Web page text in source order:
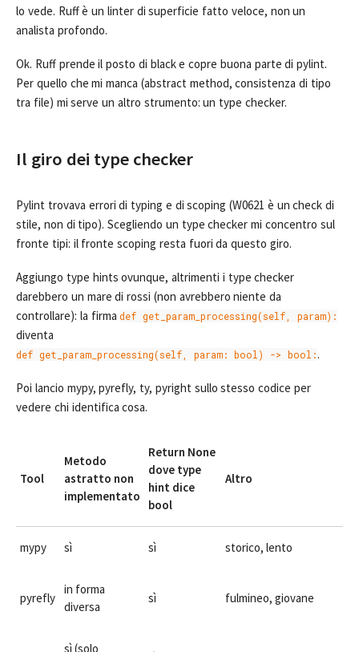
lo vede. Ruff è un linter di superficie fatto veloce, non un
analista profondo.
Ok. Ruff prende il posto di black e copre buona parte di pylint.
Per quello che mi manca (abstract method, consistenza di tipo
tra file) mi serve un altro strumento: un type checker.
Il giro dei type checker
Pylint trovava errori di typing e di scoping (W0621 è un check di
stile, non di tipo). Scegliendo un type checker mi concentro sul
fronte tipi: il fronte scoping resta fuori da questo giro.
Aggiungo type hints ovunque, altrimenti i type checker
darebbero un mare di rossi (non avrebbero niente da
controllare): la firmadef get_param_processing(self, param):
diventa
def get_param_processing(self, param: bool) -> bool:.
Poi lancio mypy, pyrefly, ty, pyright sullo stesso codice per
vedere chi identifica cosa.
Tool
Metodo
astratto non
implementato
Return None
dove type
hint dice
bool
Altro
mypy sì sì storico, lento
pyrefly
in forma
diversa
sì fulmineo, giovane
sì (solo